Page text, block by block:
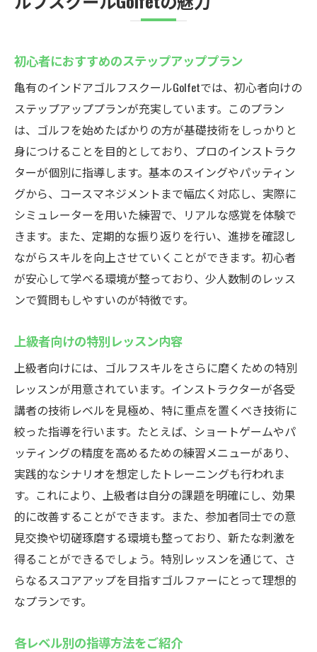
初心者におすすめのステップアッププラン
亀有のインドアゴルフスクールGolfetでは、初心者向けの
ステップアッププランが充実しています。このプラン
は、ゴルフを始めたばかりの方が基礎技術をしっかりと
身につけることを目的としており、プロのインストラク
ターが個別に指導します。基本のスイングやパッティン
グから、コースマネジメントまで幅広く対応し、実際に
シミュレーターを用いた練習で、リアルな感覚を体験で
きます。また、定期的な振り返りを行い、進捗を確認し
ながらスキルを向上させていくことができます。初心者
が安心して学べる環境が整っており、少人数制のレッス
ンで質問もしやすいのが特徴です。
上級者向けの特別レッスン内容
上級者向けには、ゴルフスキルをさらに磨くための特別
レッスンが用意されています。インストラクターが各受
講者の技術レベルを見極め、特に重点を置くべき技術に
絞った指導を行います。たとえば、ショートゲームやパ
ッティングの精度を高めるための練習メニューがあり、
実践的なシナリオを想定したトレーニングも行われま
す。これにより、上級者は自分の課題を明確にし、効果
的に改善することができます。また、参加者同士での意
見交換や切磋琢磨する環境も整っており、新たな刺激を
得ることができるでしょう。特別レッスンを通じて、さ
らなるスコアアップを目指すゴルファーにとって理想的
なプランです。
各レベル別の指導方法をご紹介